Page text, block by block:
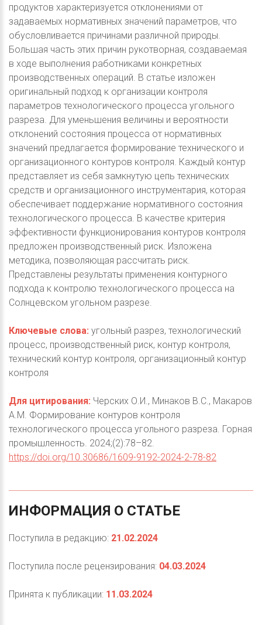
продуктов характеризуется отклонениями от
задаваемых нормативных значений параметров, что
обусловливается причинами различной природы.
Большая часть этих причин рукотворная, создаваемая
в ходе выполнения работниками конкретных
производственных операций. В статье изложен
оригинальный подход к организации контроля
параметров технологического процесса угольного
разреза. Для уменьшения величины и вероятности
отклонений состояния процесса от нормативных
значений предлагается формирование технического и
организационного контуров контроля. Каждый контур
представляет из себя замкнутую цепь технических
средств и организационного инструментария, которая
обеспечивает поддержание нормативного состояния
технологического процесса. В качестве критерия
эффективности функционирования контуров контроля
предложен производственный риск. Изложена
методика, позволяющая рассчитать риск.
Представлены результаты применения контурного
подхода к контролю технологического процесса на
Солнцевском угольном разрезе.
Ключевые слова: угольный разрез, технологический
процесс, производственный риск, контур контроля,
технический контур контроля, организационный контур
контроля
Для цитирования: Черских О.И., Минаков В.С., Макаров
А.М. Формирование контуров контроля
технологического процесса угольного разреза. Горная
промышленность. 2024;(2):78–82.
https://doi.org/10.30686/1609-9192-2024-2-78-82
ИНФОРМАЦИЯ О СТАТЬЕ
Поступила в редакцию: 21.02.2024
Поступила после рецензирования: 04.03.2024
Принята к публикации: 11.03.2024